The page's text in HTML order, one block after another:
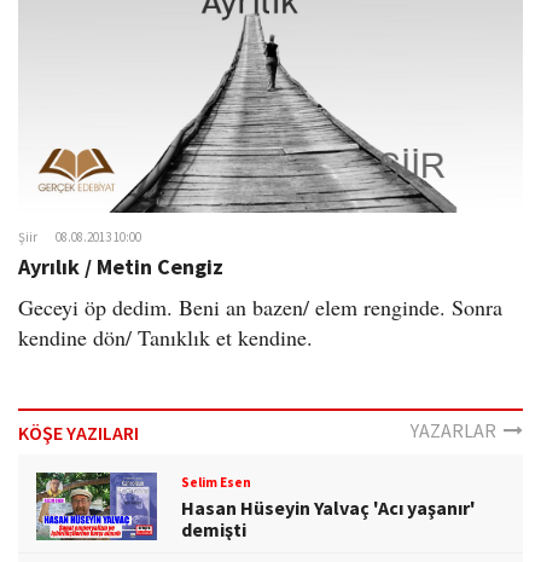
Şiir 08.08.2013 10:00
Ayrılık / Metin Cengiz
Geceyi öp dedim. Beni an bazen/ elem renginde. Sonra
kendine dön/ Tanıklık et kendine.
KÖŞE YAZILARI YAZARLAR
Selim Esen
Hasan Hüseyin Yalvaç 'Acı yaşanır'
demişti